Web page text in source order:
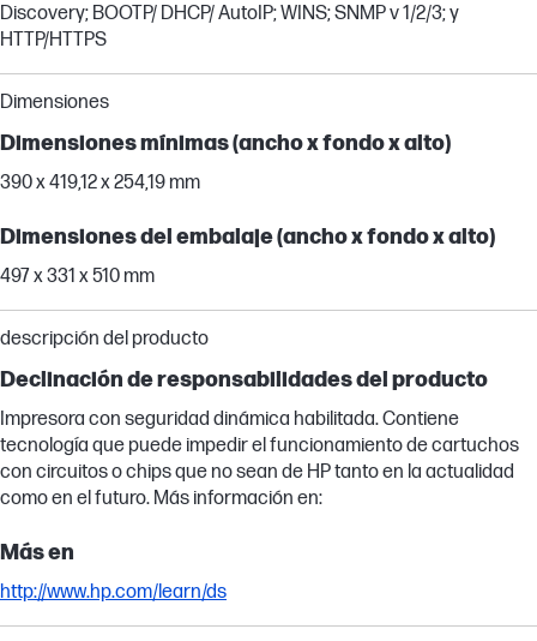
Discovery; BOOTP/ DHCP/ AutoIP; WINS; SNMP v 1/2/3; y
HTTP/HTTPS
Dimensiones
Dimensiones mínimas (ancho x fondo x alto)
390 x 419,12 x 254,19 mm
Dimensiones del embalaje (ancho x fondo x alto)
497 x 331 x 510 mm
descripción del producto
Declinación de responsabilidades del producto
Impresora con seguridad dinámica habilitada. Contiene
tecnología que puede impedir el funcionamiento de cartuchos
con circuitos o chips que no sean de HP tanto en la actualidad
como en el futuro. Más información en:
Más en
http://www.hp.com/learn/ds